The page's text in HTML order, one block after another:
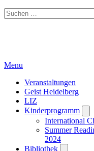
Suchen
nach:
Menu
Veranstaltungen
Geist Heidelberg
LIZ
Kinderprogramm
International
Summer
2024
Bibliothek